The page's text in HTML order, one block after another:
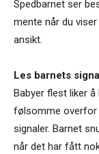
Spedbarnet ser
mente når du
ansikt.
Les barnets
Babyer flest liker
følsomme overfor
signaler. Barnet
når det har fått